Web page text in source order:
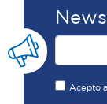
Acepto